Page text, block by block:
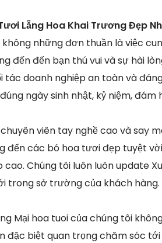
Lẵng Hoa Khai Trương Đẹp
những đơn thuần là việc
đến đến bạn thú vui và sự hài
tác doanh nghiệp an toàn và
ngày sinh nhật, kỷ niệm,
viên tay nghề cao và say
đến các bó hoa tươi đẹp tuyệt
cao. Chúng tôi luôn luôn update
trong sở trường của khách hàng.
Mại hoa tuoi của chúng tôi
đặc biệt quan trọng chăm sóc